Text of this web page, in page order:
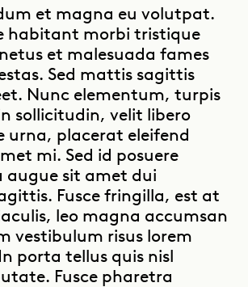
et magna eu volutpat.
habitant morbi tristique
et malesuada fames
Sed mattis sagittis
Nunc elementum, turpis
sollicitudin, velit libero
urna, placerat eleifend
mi. Sed id posuere
augue sit amet dui
Fusce fringilla, est at
leo magna accumsan
vestibulum risus lorem
porta tellus quis nisl
Fusce pharetra